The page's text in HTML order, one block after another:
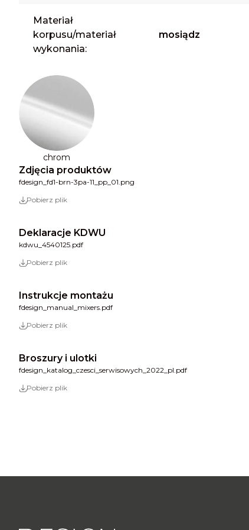
Materiał
korpusu/materiał
wykonania:
mosiądz
chrom
Zdjęcia produktów
fdesign_fd1-brn-3pa-11_pp_01.png
Pobierz plik
Deklaracje KDWU
kdwu_4540125.pdf
Pobierz plik
Instrukcje montażu
fdesign_manual_mixers.pdf
Pobierz plik
Broszury i ulotki
fdesign_katalog_czesci_serwisowych_2022_pl.pdf
Pobierz plik